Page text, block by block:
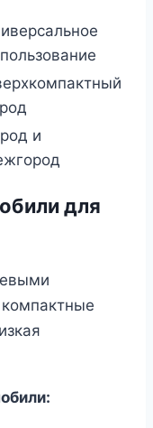
и
для